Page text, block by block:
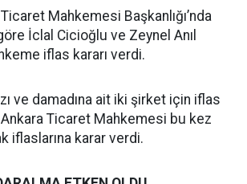
Mahkemesi Başkanlığı’nda
İclal Cicioğlu ve Zeynel Anıl
iflas kararı verdi.
ve damadına ait iki şirket için iflas
Ticaret Mahkemesi bu kez
iflaslarına karar verdi.